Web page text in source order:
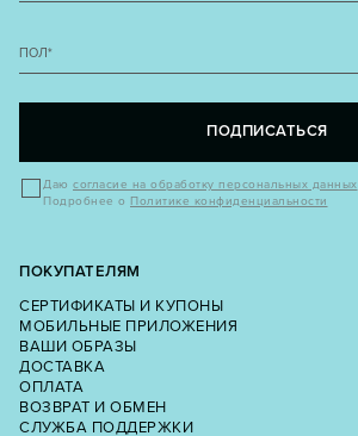
ПОЛ*
ПОДПИСАТЬСЯ
Даю согласие на обработку персональных данных
Подробнее о Политике конфиденциальности
ПОКУПАТЕЛЯМ
СЕРТИФИКАТЫ И КУПОНЫ
МОБИЛЬНЫЕ ПРИЛОЖЕНИЯ
ВАШИ ОБРАЗЫ
ДОСТАВКА
ОПЛАТА
ВОЗВРАТ И ОБМЕН
СЛУЖБА ПОДДЕРЖКИ